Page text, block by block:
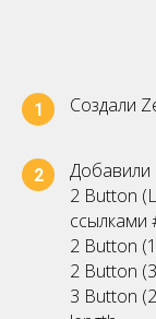
1 Создали
2
Добавили
2 Button
ссылками
2 Button
2 Button
3 Button